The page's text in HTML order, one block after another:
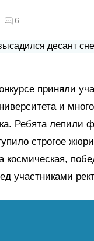
6
приняли
и
Ребята лепили
строгое
космическая,
участниками